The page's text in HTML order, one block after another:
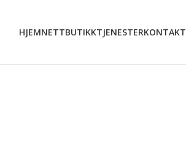
HJEMNETTBUTIKKTJENESTERKONTAKT